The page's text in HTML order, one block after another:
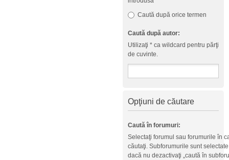
Caută după orice termen
Caută după autor:
Utilizaţi * ca wildcard pentru părţi
de cuvinte.
Opţiuni de căutare
Caută în forumuri:
Selectaţi forumul sau forumurile în
căutaţi. Subforumurile sunt
dacă nu dezactivaţi „caută în